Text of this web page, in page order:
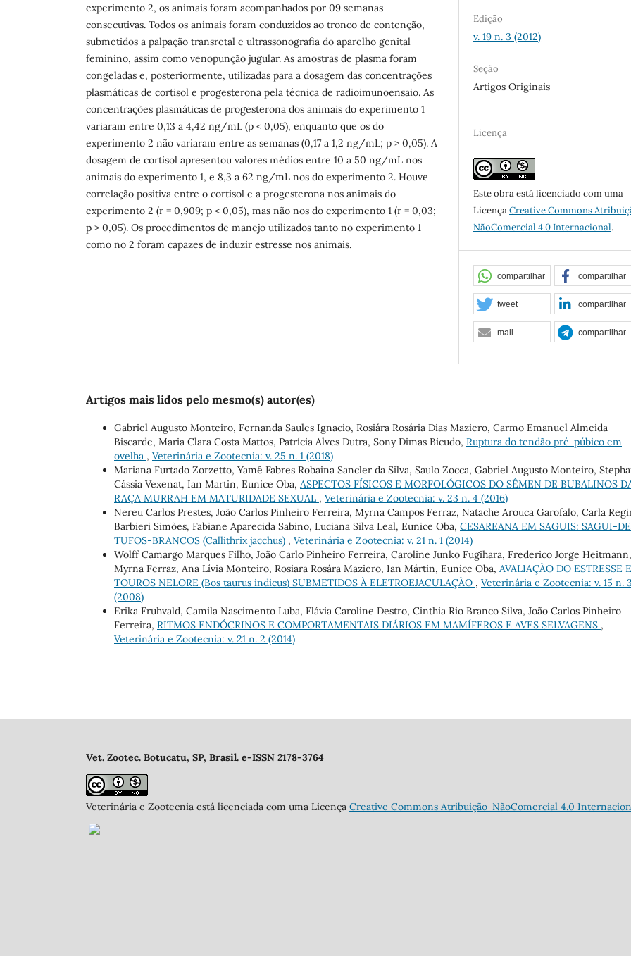
experimento 2, os animais foram acompanhados por 09 semanas
consecutivas. Todos os animais foram conduzidos ao tronco de contenção,
submetidos a palpação transretal e ultrassonografia do aparelho genital
feminino, assim como venopunção jugular. As amostras de plasma foram
congeladas e, posteriormente, utilizadas para a dosagem das concentrações
plasmáticas de cortisol e progesterona pela técnica de radioimunoensaio. As
concentrações plasmáticas de progesterona dos animais do experimento 1
variaram entre 0,13 a 4,42 ng/mL (p < 0,05), enquanto que os do
experimento 2 não variaram entre as semanas (0,17 a 1,2 ng/mL; p > 0,05). A
dosagem de cortisol apresentou valores médios entre 10 a 50 ng/mL nos
animais do experimento 1, e 8,3 a 62 ng/mL nos do experimento 2. Houve
correlação positiva entre o cortisol e a progesterona nos animais do
experimento 2 (r = 0,909; p < 0,05), mas não nos do experimento 1 (r = 0,03;
p > 0,05). Os procedimentos de manejo utilizados tanto no experimento 1
como no 2 foram capazes de induzir estresse nos animais.
Edição
v. 19 n. 3 (2012)
Seção
Artigos Originais
Licença
Este obra está licenciado com uma
LicençaCreative Commons
NãoComercial 4.0 Internacional.
compartilhar compartilhar
tweet compartilhar
mail compartilhar
Artigos mais lidos pelo mesmo(s) autor(es)
Gabriel Augusto Monteiro, Fernanda Saules Ignacio, Rosiára Rosária Dias Maziero, Carmo Emanuel Almeida
Biscarde, Maria Clara Costa Mattos, Patrícia Alves Dutra, Sony Dimas Bicudo, Ruptura do tendão pré-púbico em
ovelha , Veterinária e Zootecnia: v. 25 n. 1 (2018)
Mariana Furtado Zorzetto, Yamê Fabres Robaina Sancler da Silva, Saulo Zocca, Gabriel Augusto Monteiro,
Cássia Vexenat, Ian Martin, Eunice Oba, ASPECTOS FÍSICOS E MORFOLÓGICOS DO SÊMEN DE BUBALINOS
RAÇA MURRAH EM MATURIDADE SEXUAL , Veterinária e Zootecnia: v. 23 n. 4 (2016)
Nereu Carlos Prestes, João Carlos Pinheiro Ferreira, Myrna Campos Ferraz, Natache Arouca Garofalo, Carla
Barbieri Simões, Fabiane Aparecida Sabino, Luciana Silva Leal, Eunice Oba, CESAREANA EM SAGUIS: SAGUI-
TUFOS-BRANCOS (Callithrix jacchus) , Veterinária e Zootecnia: v. 21 n. 1 (2014)
Wolff Camargo Marques Filho, João Carlo Pinheiro Ferreira, Caroline Junko Fugihara, Frederico Jorge Heitmann,
Myrna Ferraz, Ana Lívia Monteiro, Rosiara Rosára Maziero, Ian Mártin, Eunice Oba, AVALIAÇÃO DO ESTRESSE
TOUROS NELORE (Bos taurus indicus) SUBMETIDOS À ELETROEJACULAÇÃO , Veterinária e Zootecnia: v. 15 n.
(2008)
Erika Fruhvald, Camila Nascimento Luba, Flávia Caroline Destro, Cinthia Rio Branco Silva, João Carlos Pinheiro
Ferreira, RITMOS ENDÓCRINOS E COMPORTAMENTAIS DIÁRIOS EM MAMÍFEROS E AVES SELVAGENS ,
Veterinária e Zootecnia: v. 21 n. 2 (2014)
Vet. Zootec. Botucatu, SP, Brasil. e-ISSN 2178-3764
Veterinária e Zootecnia está licenciada com uma Licença Creative Commons Atribuição-NãoComercial 4.0